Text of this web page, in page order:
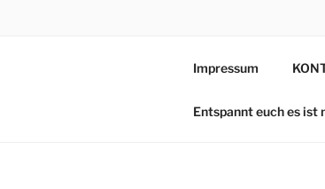
Impressum
Entspannt euch es ist